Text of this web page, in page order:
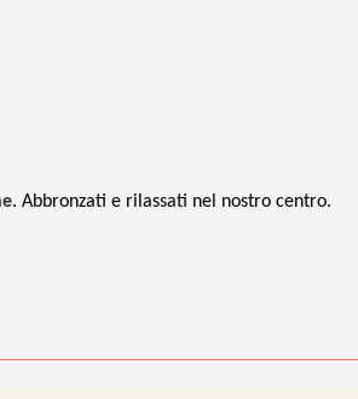
. Abbronzati e rilassati nel nostro centro.